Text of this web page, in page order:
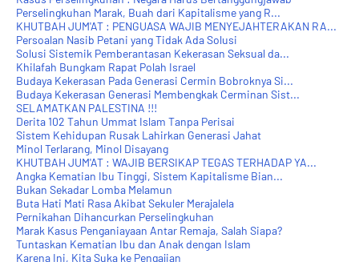
Perselingkuhan Marak, Buah dari Kapitalisme yang R...
KHUTBAH JUM'AT : PENGUASA WAJIB MENYEJAHTERAKAN RA...
Persoalan Nasib Petani yang Tidak Ada Solusi
Solusi Sistemik Pemberantasan Kekerasan Seksual da...
Khilafah Bungkam Rapat Polah Israel
Budaya Kekerasan Pada Generasi Cermin Bobroknya Si...
Budaya Kekerasan Generasi Membengkak Cerminan Sist...
SELAMATKAN PALESTINA !!!
Derita 102 Tahun Ummat Islam Tanpa Perisai
Sistem Kehidupan Rusak Lahirkan Generasi Jahat
Minol Terlarang, Minol Disayang
KHUTBAH JUM'AT : WAJIB BERSIKAP TEGAS TERHADAP YA...
Angka Kematian Ibu Tinggi, Sistem Kapitalisme Bian...
Bukan Sekadar Lomba Melamun
Buta Hati Mati Rasa Akibat Sekuler Merajalela
Pernikahan Dihancurkan Perselingkuhan
Marak Kasus Penganiayaan Antar Remaja, Salah Siapa?
Tuntaskan Kematian Ibu dan Anak dengan Islam
Karena Ini, Kita Suka ke Pengajian